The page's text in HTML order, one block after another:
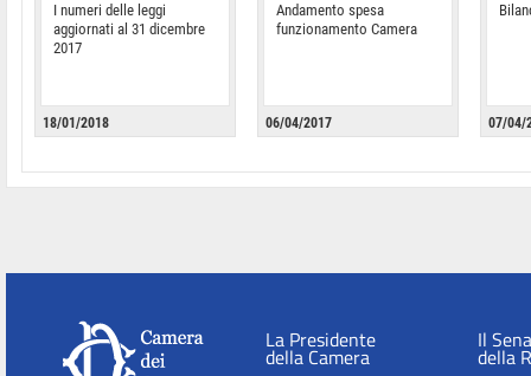
I numeri delle leggi
aggiornati al 31 dicembre
2017
18/01/2018
Andamento spesa
funzionamento Camera
06/04/2017 07/04/
La Presidente
della Camera
Il
della